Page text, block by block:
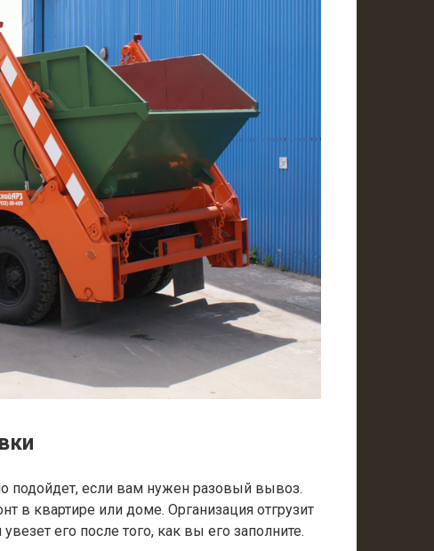
подойдет, если вам нужен разовый вывоз.
в квартире или доме. Организация отгрузит
его после того, как вы его заполните.